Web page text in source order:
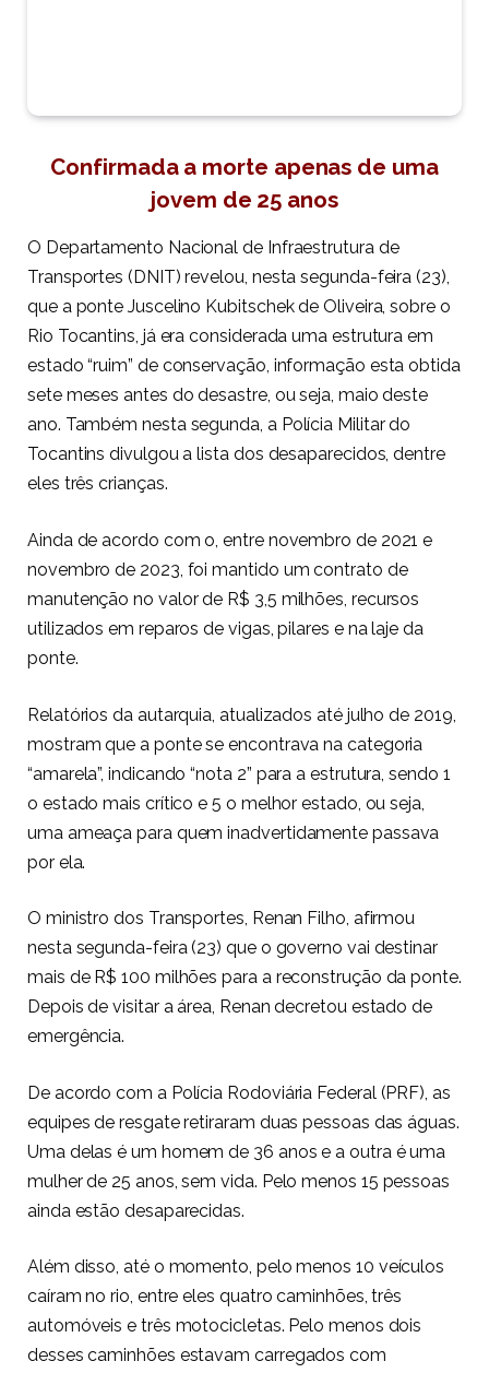
Confirmada a morte apenas de uma
jovem de 25 anos
O Departamento Nacional de Infraestrutura de
Transportes (DNIT) revelou, nesta segunda-feira (23),
que a ponte Juscelino Kubitschek de Oliveira, sobre o
Rio Tocantins, já era considerada uma estrutura em
estado “ruim” de conservação, informação esta obtida
sete meses antes do desastre, ou seja, maio deste
ano. Também nesta segunda, a Polícia Militar do
Tocantins divulgou a lista dos desaparecidos, dentre
eles três crianças.
Ainda de acordo com o, entre novembro de 2021 e
novembro de 2023, foi mantido um contrato de
manutenção no valor de R$ 3,5 milhões, recursos
utilizados em reparos de vigas, pilares e na laje da
ponte.
Relatórios da autarquia, atualizados até julho de 2019,
mostram que a ponte se encontrava na categoria
“amarela”, indicando “nota 2” para a estrutura, sendo 1
o estado mais crítico e 5 o melhor estado, ou seja,
uma ameaça para quem inadvertidamente passava
por ela.
O ministro dos Transportes, Renan Filho, afirmou
nesta segunda-feira (23) que o governo vai destinar
mais de R$ 100 milhões para a reconstrução da ponte.
Depois de visitar a área, Renan decretou estado de
emergência.
De acordo com a Polícia Rodoviária Federal (PRF), as
equipes de resgate retiraram duas pessoas das águas.
Uma delas é um homem de 36 anos e a outra é uma
mulher de 25 anos, sem vida. Pelo menos 15 pessoas
ainda estão desaparecidas.
Além disso, até o momento, pelo menos 10 veículos
caíram no rio, entre eles quatro caminhões, três
automóveis e três motocicletas. Pelo menos dois
desses caminhões estavam carregados com